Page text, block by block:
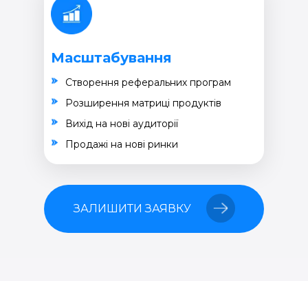
ЗАЛИШИТИ ЗАЯВКУ
Масштабування
Створення реферальних програм
Вихід на нові аудиторії
Розширення матриці продуктів
Продажі на нові ринки